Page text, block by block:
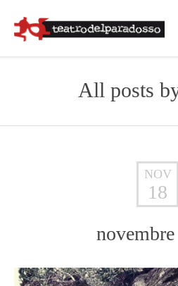
All posts
NOV
18